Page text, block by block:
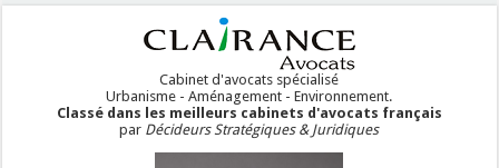
Cabinet d'avocats spécialisé
Urbanisme - Aménagement - Environnement.
Classé dans les meilleurs cabinets d'avocats français
par Décideurs Stratégiques & Juridiques